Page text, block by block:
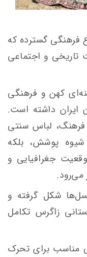
فرهنگی گسترده که
تاریخی و اجتماعی
کهن و فرهنگی
داشته است.
لباس سنتی
پوشش، بلکه
جغرافیایی و
می‌رود.
شکل گرفته و
زاگرس تکامل
مناسب برای تحرک